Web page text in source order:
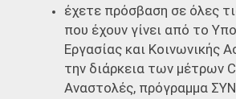
έχετε πρόσβαση σε όλες
που έχουν γίνει από το
Εργασίας και Κοινωνικής
την διάρκεια των μέτρων
Αναστολές, πρόγραμμα